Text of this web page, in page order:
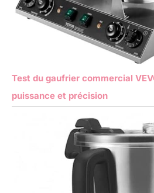
Test du gaufrier commercial
puissance et précision